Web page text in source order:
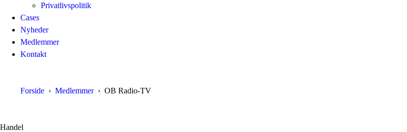
Privatlivspolitik
Cases
Nyheder
Medlemmer
Kontakt
Forside Medlemmer OB Radio-TV
Handel